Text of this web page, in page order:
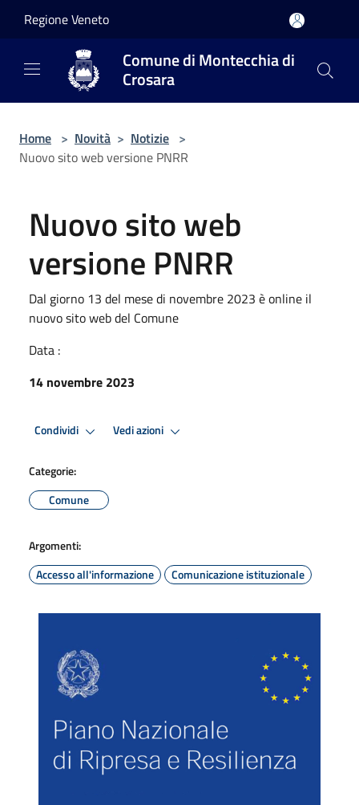
Regione Veneto
Comune di Montecchia di
Crosara
Home > Novità > Notizie >
Nuovo sito web versione PNRR
Nuovo sito web
versione PNRR
Dal giorno 13 del mese di novembre 2023 è online il
nuovo sito web del Comune
Data :
14 novembre 2023
Condividi Vedi azioni
Categorie:
Comune
Argomenti:
Accesso all'informazione
Comunicazione istituzionale